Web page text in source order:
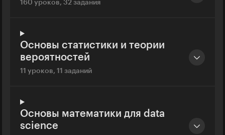
160 уроков, 32 задания
Основы статистики и теории
вероятностей
11 уроков, 11 заданий
Основы математики для data
science